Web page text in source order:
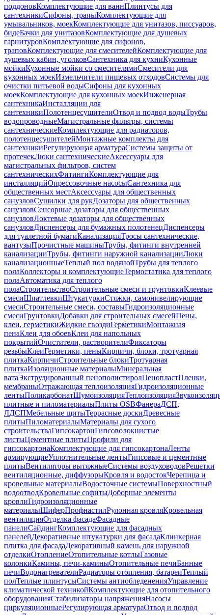
поддоновКомплектующие для ваннПлинтусы для
сантехникиСифоны, трапыКомплектующие для
умывальников, моекКомплектующие для унитазов, писсуаров,
бидеБачки для унитазовКомплектующие для душевых
гарнитуровКомплектующие для сифонов,
траповКомплектующие для смесителейКомплектующие для
душевых кабин, уголковСантехника для кухниКухонные
мойкиКухонные мойки со смесителямиСмесители для
кухонных моекИзмельчители пищевых отходовСистемы для
очистки питьевой водыСифоны для кухонных
моекКомплектующие для кухонных моекИнженерная
сантехникаИнсталляции для
сантехникиПолотенцесушителиОтвод и подвод водыТрубы
водопроводныеМагистральные фильтры, системы
сантехническиеКомплектующие для радиаторов,
полотенцесушителейМонтажные комплекты для
сантехникиРегулирующая арматураСистемы защиты от
протечекЛюки сантехническиеАксессуары для
магистральных фильтров, систем
сантехническихФитингиКомплектующие для
инсталляцийОпрессовочные насосыСантехника для
общественных местАксессуары для общественных
санузловСушилки для рукДозаторы для общественных
санузловСенсорные дозаторы для общественных
санузловЛоктевые дозаторы для общественных
санузловДиспенсеры для бумажных полотенецДиспенсеры
для туалетной бумагиКанализацияТросы сантехнические,
вантузыПрочистные машиныТрубы, фитинги внутренней
канализацииТрубы, фитинги наружной канализацииЛюки
канализационныеТеплый пол водянойТрубы для теплого
полаКоллекторы и комплектующиеТермостатика для теплого
полаАвтоматика для теплого
полаСтроительствоСтроительные смеси и грунтовкиКлеевые
смесиШпатлевкиШтукатуркиСтяжки, самонивелирующие
смесиСтроительные смеси, составыГидроизоляционные
смесиГрунтовкиДобавки для строительных смесейПены,
клеи, герметикиЖидкие гвоздиГерметикиМонтажная
пенаКлеи для обоевКлеи для напольных
покрытийОчистители, растворителиФиксаторы
резьбыКлеиГерметики, пеныКирпичи, блоки, тротуарная
плиткаКирпичиСтроительные блокиТротуарная
плиткаИзоляционные материалыМинеральная
ватаЭкструдированный пенополистиролПенопластПленки,
мембраныОтражающая теплоизоляцияГидроизоляционные
лентыПоликарбонатШумоизоляцияТеплоизоляция
плитные и пиломатериалыПлиты OSBФанераДСП,
ЛДСПМебельные щитыТеррасные доскиДревесные
плитыПиломатериалыМатериалы для сухого
строительстваГипсокартонГипсоволокнистые
листыЦементные плитыПрофили для
гипсокартонаКомплектующие для гипсокартонаЛенты
армирующиеУплотнительные лентыГипсовые и цементные
плитыВентиляторы вытяжныеСистемы воздуховодовРешетки
вентиляционные, диффузорыКровля и водостокЧерепица и
кровельные материалыВодосточные системыПоверхностный
водоотводКровельные софитыДоборные элементы
кровлиГидроизоляционные
материалыШиферПрофнастилРулонная кровляКровельная
вентиляцияОтделка фасадаФасадные
панелиСайдингКомплектующие для фасадных
панелейДекоративные штукатурки для фасадаКлинкерная
плитка для фасадаДекоративный камень для наружной
отделкиОтоплениеОтопительные котлыГазовые
колонкиКамины, печи-каминыОтопительные печиБанные
печиВодонагревателиРадиаторы отопления, батареиТеплый
полТеплые плинтусыСистемы антиобледененияУправление
климатической техникойКомплектующие для отопительного
оборудованияСтабилизаторы напряженияНасосы
циркуляционныеРегулирующая арматураОтвод и подвод